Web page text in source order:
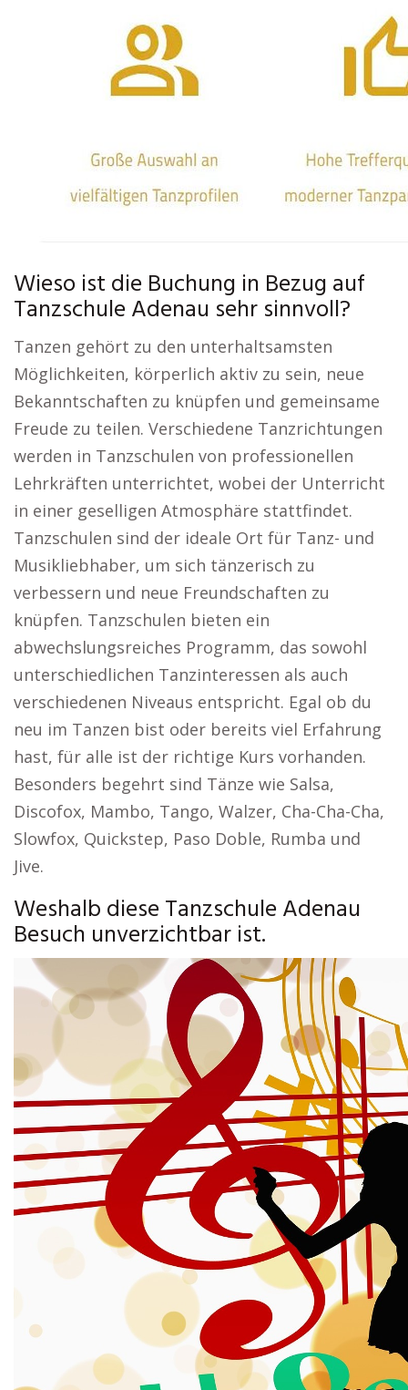
Wieso ist die Buchung in Bezug auf
Tanzschule Adenau sehr sinnvoll?
Tanzen gehört zu den unterhaltsamsten
Möglichkeiten, körperlich aktiv zu sein, neue
Bekanntschaften zu knüpfen und gemeinsame
Freude zu teilen. Verschiedene Tanzrichtungen
werden in Tanzschulen von professionellen
Lehrkräften unterrichtet, wobei der Unterricht
in einer geselligen Atmosphäre stattfindet.
Tanzschulen sind der ideale Ort für Tanz- und
Musikliebhaber, um sich tänzerisch zu
verbessern und neue Freundschaften zu
knüpfen. Tanzschulen bieten ein
abwechslungsreiches Programm, das sowohl
unterschiedlichen Tanzinteressen als auch
verschiedenen Niveaus entspricht. Egal ob du
neu im Tanzen bist oder bereits viel Erfahrung
hast, für alle ist der richtige Kurs vorhanden.
Besonders begehrt sind Tänze wie Salsa,
Discofox, Mambo, Tango, Walzer, Cha-Cha-Cha,
Slowfox, Quickstep, Paso Doble, Rumba und
Jive.
Weshalb diese Tanzschule Adenau
Besuch unverzichtbar ist.